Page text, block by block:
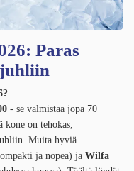
Paras
- se valmistaa jopa 70
kone on tehokas,
Muita hyviä
ja nopea) ja Wilfa